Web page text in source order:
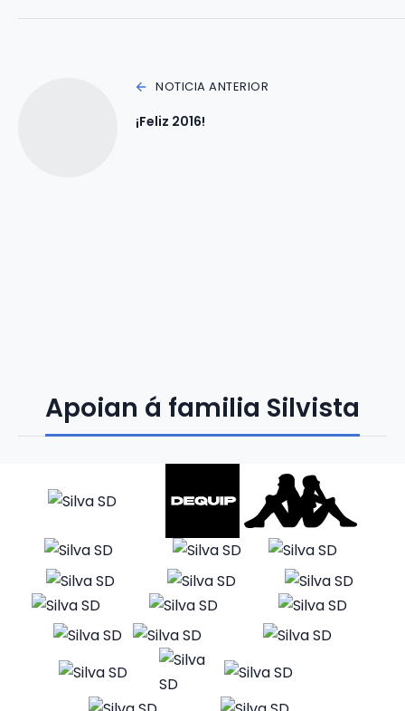
NOTICIA ANTERIOR
¡Feliz 2016!
Apoian á familia Silvista